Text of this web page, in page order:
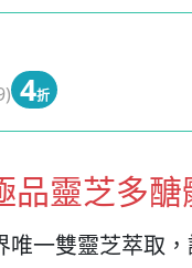
4折
品靈芝多
唯一雙靈芝萃取